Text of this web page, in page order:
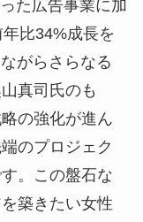
た広告事業に加
比34%成長を
がらさらなる
真司氏のも
の強化が進ん
のプロジェク
。この盤石な
築きたい女性